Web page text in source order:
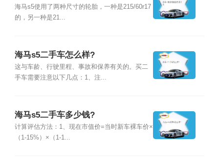
海马s5使用了两种尺寸的轮胎，一种是215/60r17
的，另一种是21...
海马s5二手车怎么样?
这与车龄、行驶里程、事故和保养有关的。买二
手车需要注意以下几点：1、注...
海马s5二手车多少钱?
计算评估方法：1、现在市值价=当时新车裸车价×
（1-15%）×（1-1...